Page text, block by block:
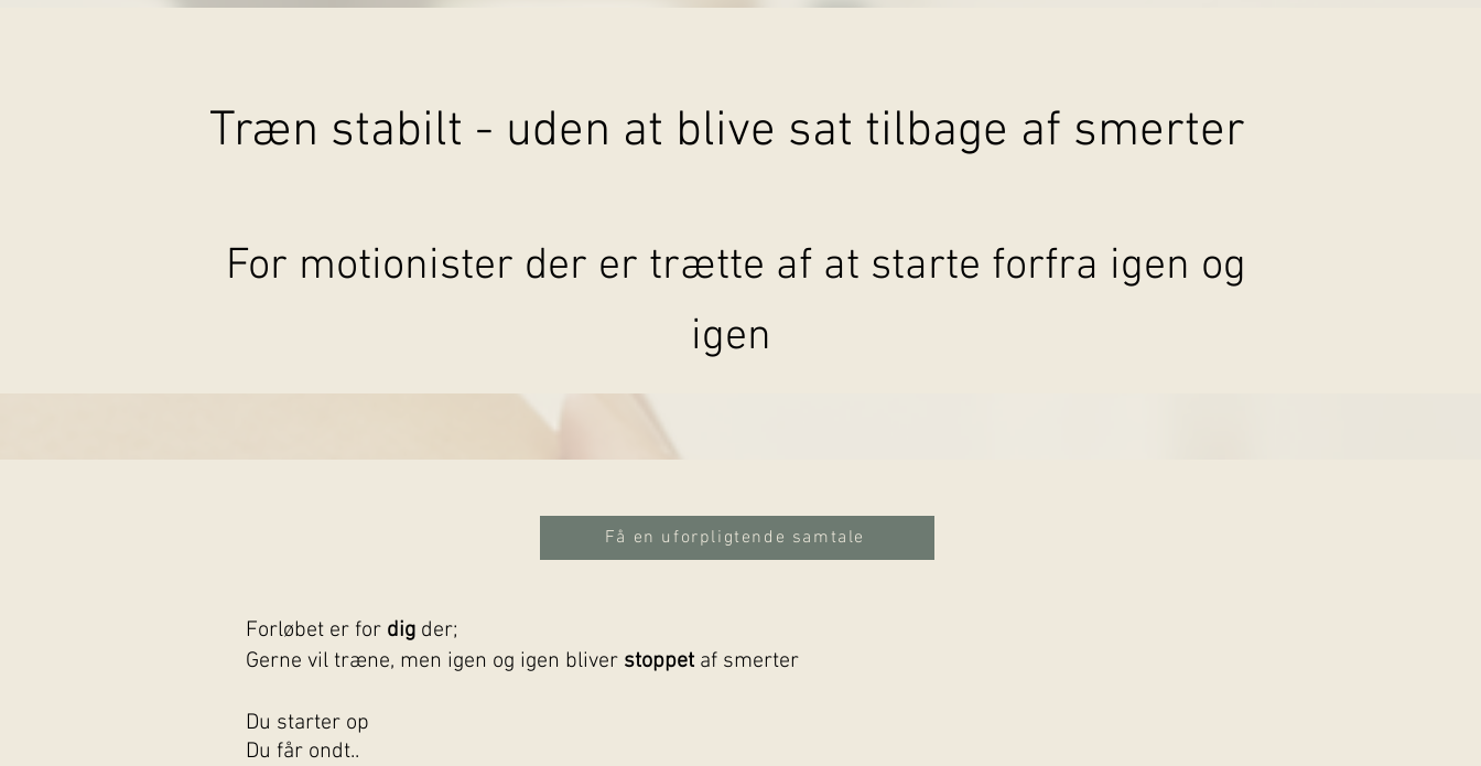
Træn stabilt - uden at blive sat tilbage af smerter
For motionister der er trætte af at starte forfra igen og
igen
Få en uforpligtende samtale
Forløbet er for dig der;
Gerne vil træne, men igen og igen bliver stoppet af smerter
Du starter op
Du får ondt..